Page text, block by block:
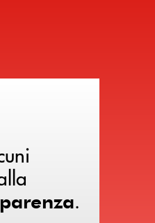
? Vai alla pagina della
.